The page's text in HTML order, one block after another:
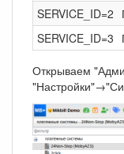
SERVICE_ID=2
SERVICE_ID=3
Открываем